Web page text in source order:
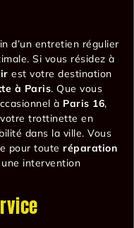
d’un entretien régulier
Si vous résidez à
est votre destination
à Paris. Que vous
à Paris 16,
trottinette en
dans la ville. Vous
pour toute réparation
intervention